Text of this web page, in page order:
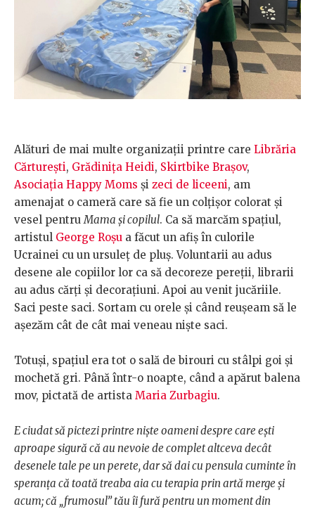
Alături de mai multe organizații printre care Librăria
Cărturești, Grădinița Heidi, Skirtbike Brașov,
Asociația Happy Moms și zeci de liceeni, am
amenajat o cameră care să fie un colțișor colorat și
vesel pentruMama și copilul. Ca să marcăm spațiul,
artistul George Roșu a făcut un afiș în culorile
Ucrainei cu un ursuleț de pluș. Voluntarii au adus
desene ale copiilor lor ca să decoreze pereții, librarii
au adus cărți și decorațiuni. Apoi au venit jucăriile.
Saci peste saci. Sortam cu orele și când reușeam să le
așezăm cât de cât mai veneau niște saci.
Totuși, spațiul era tot o sală de birouri cu stâlpi goi și
mochetă gri. Până într-o noapte, când a apărut balena
mov, pictată de artista Maria Zurbagiu.
E ciudat să pictezi printre niște oameni despre care ești
aproape sigură că au nevoie de complet altceva decât
desenele tale pe un perete, dar să dai cu pensula cuminte în
speranța că toată treaba aia cu terapia prin artă merge și
acum; că „frumosul” tău îi fură pentru un moment din